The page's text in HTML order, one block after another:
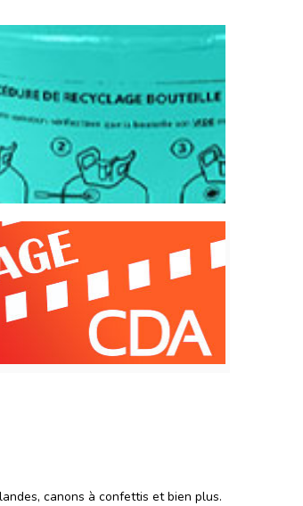
canons à confettis et bien plus.